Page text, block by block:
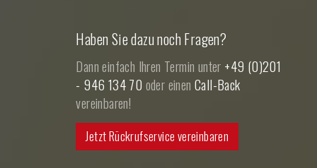
Haben Sie dazu noch Fragen?
Dann einfach Ihren Termin unter +49 (0)201
- 946 134 70 oder einen Call-Back
vereinbaren!
Jetzt Rückrufservice vereinbaren